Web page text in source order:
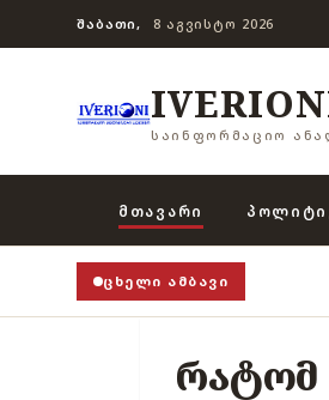
ᲨᲐᲑᲐᲗᲘ, 8 ᲐᲒᲕᲘᲡᲢᲝ 2026
ᲡᲐᲘᲜᲤᲝᲠᲛᲐᲪᲘᲝ
ᲛᲗᲐᲕᲐᲠᲘ
ᲪᲮᲔᲚᲘ ᲐᲛᲑᲐᲕᲘ
რატომ